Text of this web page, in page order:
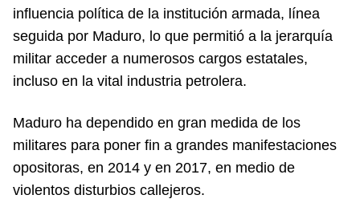
influencia política de la institución armada, línea
seguida por Maduro, lo que permitió a la jerarquía
militar acceder a numerosos cargos estatales,
incluso en la vital industria petrolera.
Maduro ha dependido en gran medida de los
militares para poner fin a grandes manifestaciones
opositoras, en 2014 y en 2017, en medio de
violentos disturbios callejeros.